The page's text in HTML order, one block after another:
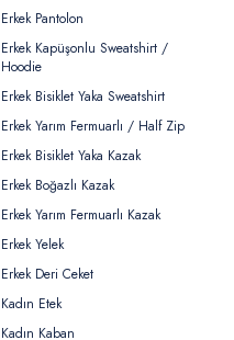
Erkek Pantolon
Erkek Kapüşonlu Sweatshirt /
Hoodie
Erkek Bisiklet Yaka Sweatshirt
Erkek Yarım Fermuarlı / Half Zip
Erkek Bisiklet Yaka Kazak
Erkek Boğazlı Kazak
Erkek Yarım Fermuarlı Kazak
Erkek Yelek
Erkek Deri Ceket
Kadın Etek
Kadın Kaban